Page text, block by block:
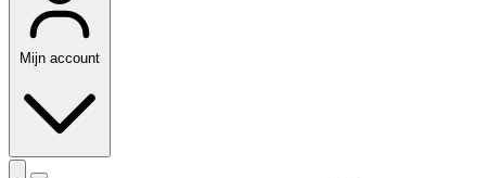
Mijn account